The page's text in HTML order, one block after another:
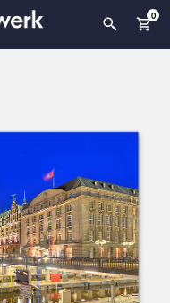
0